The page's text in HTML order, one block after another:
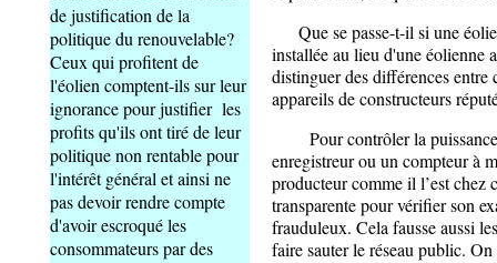
de justification de la
politique du renouvelable?
Ceux qui profitent de
l'éolien comptent-ils sur leur
ignorance pour justifier les
profits qu'ils ont tiré de leur
politique non rentable pour
l'intérêt général et ainsi ne
pas devoir rendre compte
d'avoir escroqué les
consommateurs par des
Que se passe-t-il si une
installée au lieu d'une éolienne
distinguer des différences entre
appareils de constructeurs
Pour contrôler la puissance
enregistreur ou un compteur à
producteur comme il l’est
transparente pour vérifier son
frauduleux. Cela fausse aussi
faire sauter le réseau public.